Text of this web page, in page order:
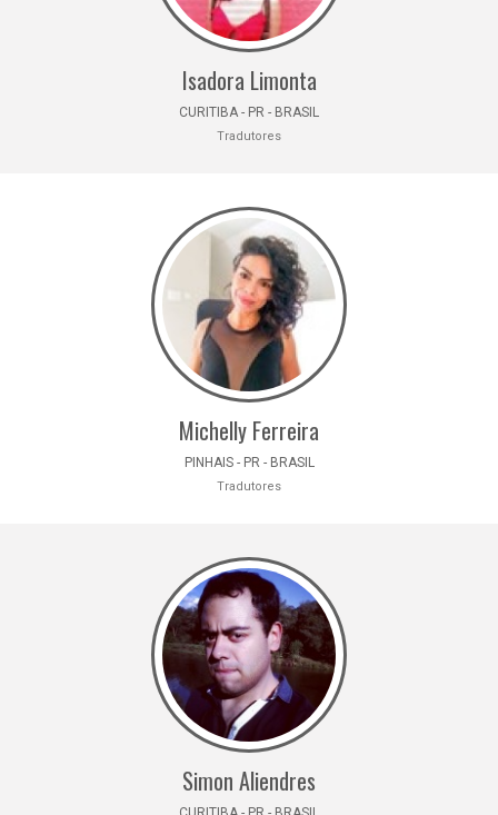
Isadora Limonta
CURITIBA - PR - BRASIL
Tradutores
Michelly Ferreira
PINHAIS - PR - BRASIL
Tradutores
Simon Aliendres